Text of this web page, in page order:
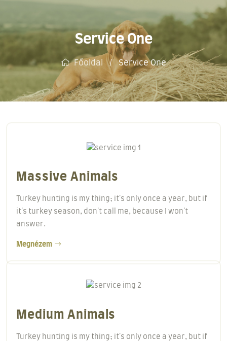
Service One
Főoldal Service One
Massive Animals
Turkey hunting is my thing; it's only once a year, but if
it's turkey season, don't call me, because I won't
answer.
Megnézem
Medium Animals
Turkey hunting is my thing; it's only once a year, but if